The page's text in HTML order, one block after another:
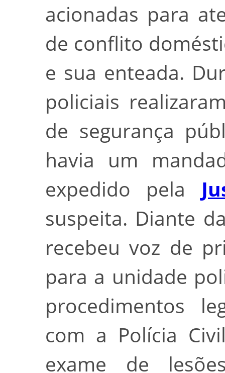
acionadas para
de conflito
e sua enteada.
policiais
de segurança
havia um
expedido pela
suspeita. Diante
recebeu voz de
para a unidade
procedimentos
com a Polícia
exame de